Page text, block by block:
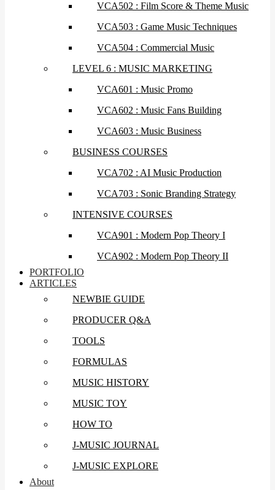
VCA502 : Film Score & Theme Music
VCA503 : Game Music Techniques
VCA504 : Commercial Music
LEVEL 6 : MUSIC MARKETING
VCA601 : Music Promo
VCA602 : Music Fans Building
VCA603 : Music Business
BUSINESS COURSES
VCA702 : AI Music Production
VCA703 : Sonic Branding Strategy
INTENSIVE COURSES
VCA901 : Modern Pop Theory I
VCA902 : Modern Pop Theory II
PORTFOLIO
ARTICLES
NEWBIE GUIDE
PRODUCER Q&A
TOOLS
FORMULAS
MUSIC HISTORY
MUSIC TOY
HOW TO
J-MUSIC JOURNAL
J-MUSIC EXPLORE
About